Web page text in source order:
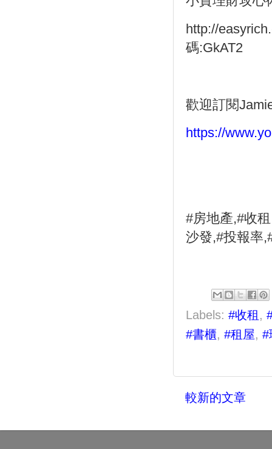
http://
碼:GkAT2
歡迎訂閱
https://
#房地產,#收租
沙發,#投報率
Labels: #收租 ,
#書櫃, #租屋, #
較新的文章